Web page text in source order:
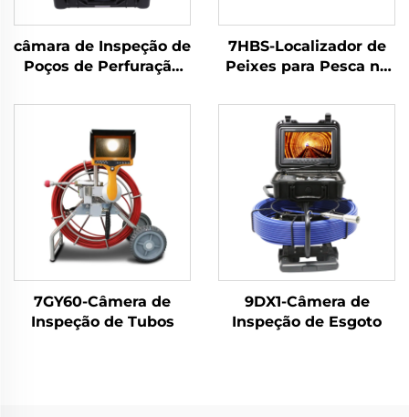
câmara de Inspeção de
Poços de Perfuração
7HBS-Localizador de
Peixes para Pesca no
7GY60-Câmera de
Inspeção de Tubos
9DX1-Câmera de
Inspeção de Esgoto